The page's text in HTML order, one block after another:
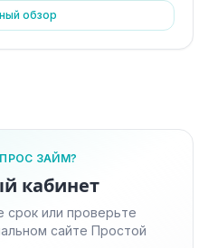
обзор
ЗАЙМ?
кабинет
срок или проверьте
сайте Простой